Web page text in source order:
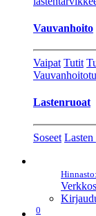
Vauvanhoito
Vaipat Tutit
Lastenruoat
Soseet
Hinnasto:
0